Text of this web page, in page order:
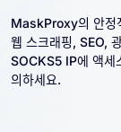
MaskProxy의 안정
웹 스크래핑, SEO,
SOCKS5 IP에 액세
의하세요.